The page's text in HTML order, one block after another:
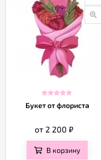
Букет от флориста
от 2 200₽
В корзину